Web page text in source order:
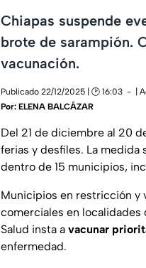
Chiapas suspende
brote de sarampión.
vacunación.
Publicado 22/12/2025 | 🕑 16:03
|
Por: ELENA BALCÁZAR
Del 21 de diciembre al 20
ferias y desfiles. La
dentro de 15 municipios,
Municipios en restricción y
comerciales en localidades
Salud insta a vacunar
enfermedad.